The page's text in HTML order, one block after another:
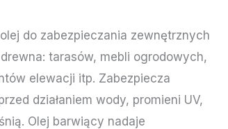
do zabezpieczania zewnętrznych
tarasów, mebli ogrodowych,
elewacji itp. Zabezpiecza
działaniem wody, promieni UV,
Olej barwiący nadaje